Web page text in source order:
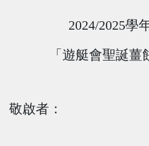
2024/2025學
「遊艇會聖誕薑
敬啟者：